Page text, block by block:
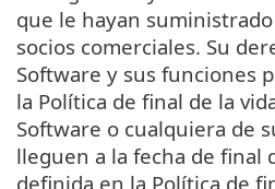
que le hayan
socios comerciales. Su
Software y sus funciones
la Política de final de la
Software o cualquiera de
lleguen a la fecha de final
definida en la Política de